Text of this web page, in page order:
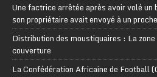
Une factrice arrêtée après avoir volé un
son propriétaire avait envoyé à un proche
Distribution des moustiquaires : La
couverture
La Confédération Africaine de Football